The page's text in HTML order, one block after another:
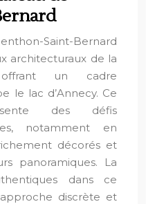
Saint-Bernard
architecturaux de la
offrant un cadre
le lac d’Annecy. Ce
des défis
notamment en
décorés et
panoramiques. La
dans ce
discrète et